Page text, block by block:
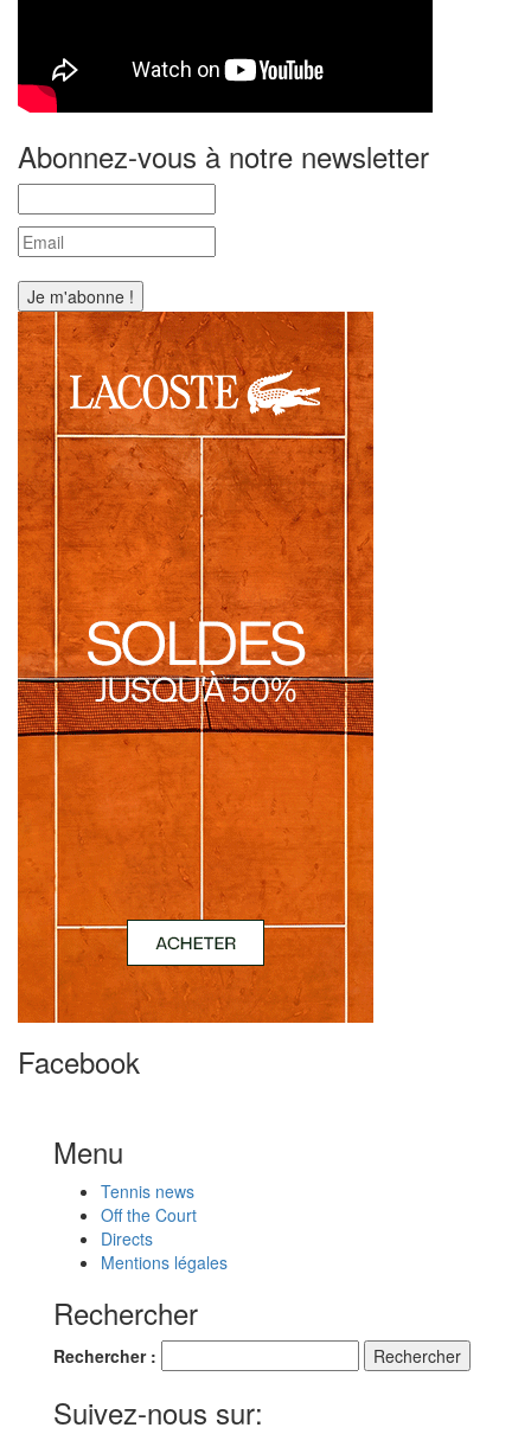
Abonnez-vous à notre newsletter
Facebook
Menu
Tennis news
Off the Court
Directs
Mentions légales
Rechercher
Rechercher :
Suivez-nous sur: